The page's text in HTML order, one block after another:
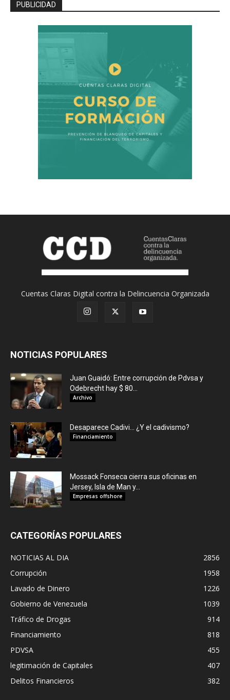
PUBLICIDAD
Cuentas Claras Digital contra la Delincuencia Organizada
NOTICIAS POPULARES
Juan Guaidó: Entre corrupción de Pdvsa y
Odebrecht hay $ 80...
Archivo
Desaparece Cadivi… ¿Y el cadivismo?
Financiamiento
Mossack Fonseca cierra sus oficinas en
Jersey, Isla de Man y...
Empresas offshore
CATEGORÍAS POPULARES
NOTICIAS AL DIA
2856
Corrupción
1958
Lavado de Dinero
1226
Gobierno de Venezuela
1039
Tráfico de Drogas
914
Financiamiento
818
PDVSA
455
legitimación de Capitales
407
Delitos Financieros
382